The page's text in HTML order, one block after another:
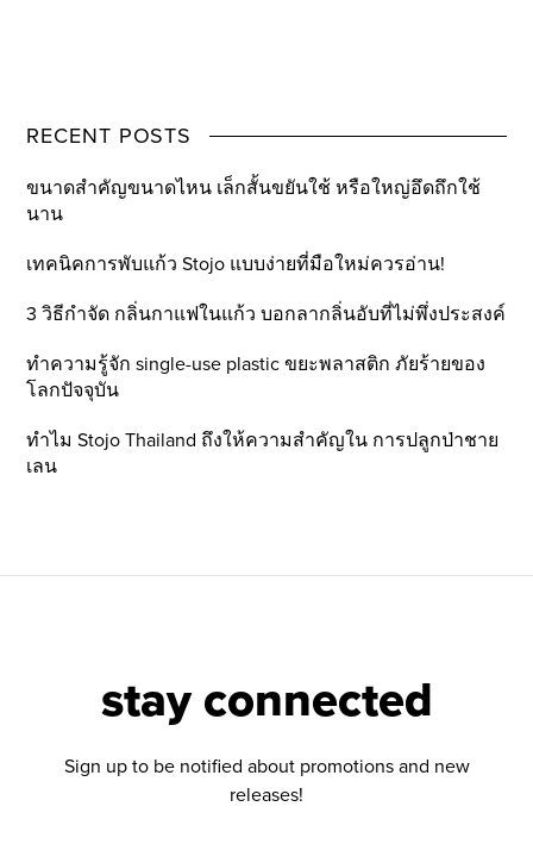
RECENT POSTS
ขนาดสำคัญขนาดไหน เล็กสั้นขยันใช้ หรือใหญ่อึดถึกใช้
นาน
เทคนิคการพับแก้ว Stojo แบบง่ายที่มือใหม่ควรอ่าน!
3 วิธีกำจัด กลิ่นกาแฟในแก้ว บอกลากลิ่นอับที่ไม่พึ่งประสงค์
ทำความรู้จัก single-use plastic ขยะพลาสติก ภัยร้ายของ
โลกปัจจุบัน
ทำไม Stojo Thailand ถึงให้ความสำคัญใน การปลูกป่าชาย
เลน
stay connected
Sign up to be notified about promotions and new
releases!